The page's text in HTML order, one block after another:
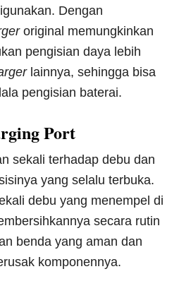
Dengan
original memungkinkan
pengisian daya lebih
lainnya, sehingga bisa
pengisian baterai.
Port
sekali terhadap debu dan
yang selalu terbuka.
debu yang menempel di
secara rutin
benda yang aman dan
komponennya.